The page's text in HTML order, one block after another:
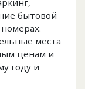
бытовой
места
ценам и
году и